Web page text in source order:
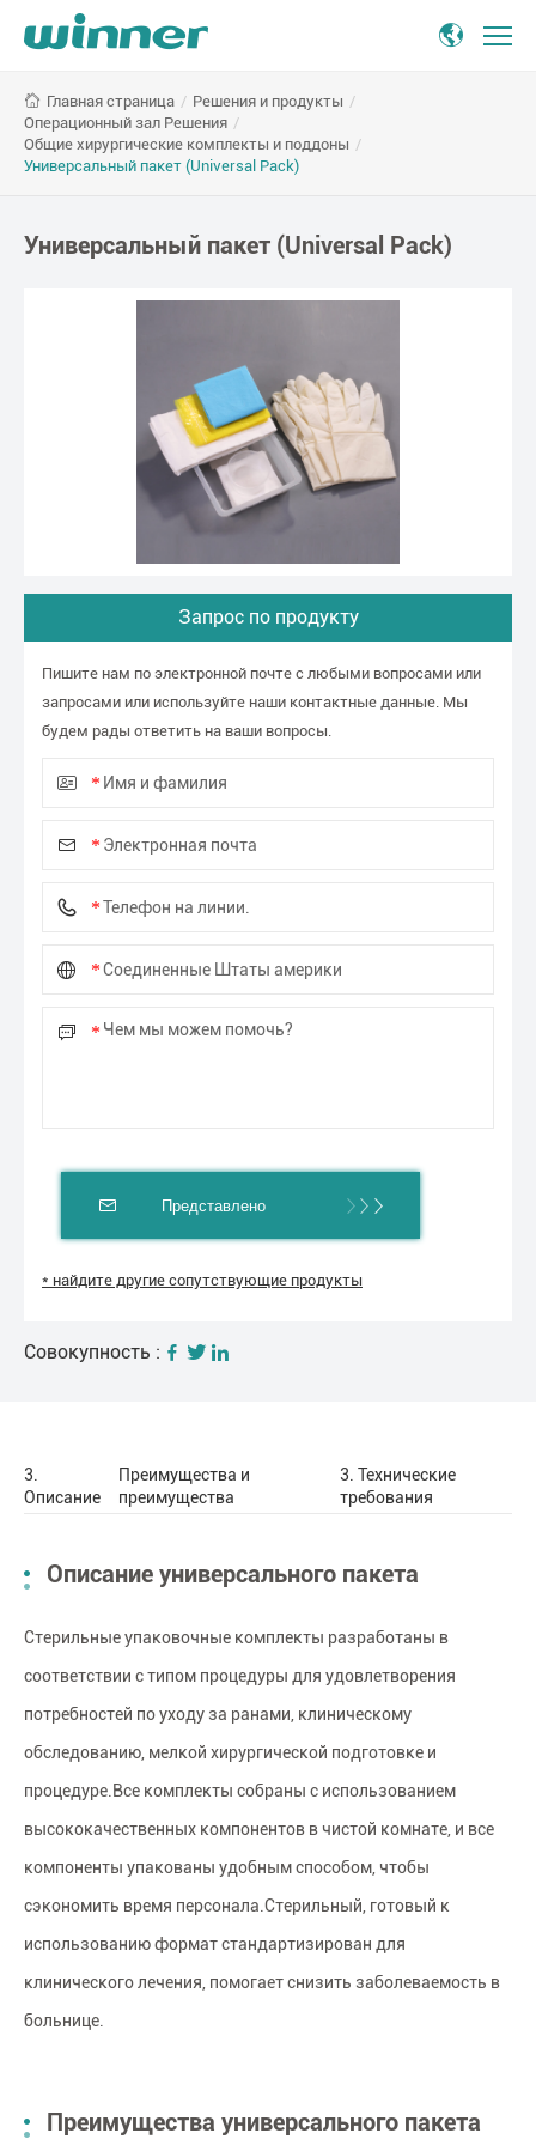
пакет
(Universal
Pack)
Главная страница / Решения и продукты /
Операционный зал Решения /
Общие хирургические комплекты и поддоны /
Универсальный пакет (Universal Pack)
Универсальный пакет (Universal Pack)
Запрос по продукту
Пишите нам по электронной почте с любыми вопросами или
запросами или используйте наши контактные данные. Мы
будем рады ответить на ваши вопросы.
Представлено
* найдите другие сопутствующие продукты
Совокупность :
3.
Описание
Преимущества и
преимущества
3. Технические
требования
Описание универсального пакета
Стерильные упаковочные комплекты разработаны в
соответствии с типом процедуры для удовлетворения
потребностей по уходу за ранами, клиническому
обследованию, мелкой хирургической подготовке и
процедуре.Все комплекты собраны с использованием
высококачественных компонентов в чистой комнате, и все
компоненты упакованы удобным способом, чтобы
сэкономить время персонала.Стерильный, готовый к
использованию формат стандартизирован для
клинического лечения, помогает снизить заболеваемость в
больнице.
Преимущества универсального пакета